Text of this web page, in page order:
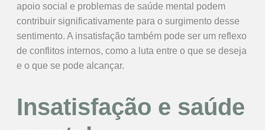
apoio social e problemas de saúde mental podem
contribuir significativamente para o surgimento desse
sentimento. A insatisfação também pode ser um reflexo
de conflitos internos, como a luta entre o que se deseja
e o que se pode alcançar.
Insatisfação e saúde